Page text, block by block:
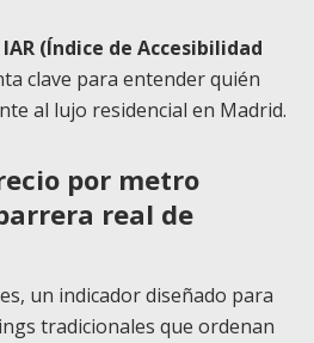
IAR (Índice de Accesibilidad
clave para entender quién
al lujo residencial en Madrid.
por metro
real de
un indicador diseñado para
tradicionales que ordenan